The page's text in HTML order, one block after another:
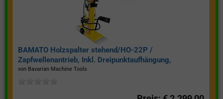
BAMATO Holzspalter stehend/HO-22P /
Zapfwellenantrieb, Inkl. Dreipunktaufhängung,
Spaltkraft 22 Tonnen*
von Bavarian Machine Tools